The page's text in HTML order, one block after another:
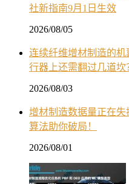
社新指南9月1日生效
2026/08/05
连续纤维增材制造的
行器上还需翻过几道坎
2026/08/03
增材制造数据量正在
算法助你破局！
2026/08/01